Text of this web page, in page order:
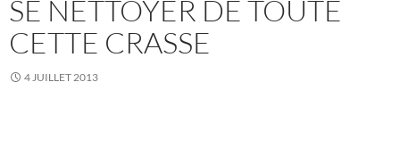
SE NETTOYER DE TOUTE
CETTE CRASSE
4 JUILLET 2013